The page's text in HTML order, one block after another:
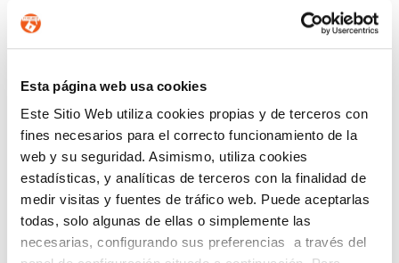
Esta página web usa cookies
Este Sitio Web utiliza cookies propias y de terceros con
fines necesarios para el correcto funcionamiento de la
web y su seguridad. Asimismo, utiliza cookies
estadísticas, y analíticas de terceros con la finalidad de
medir visitas y fuentes de tráfico web. Puede aceptarlas
todas, solo algunas de ellas o simplemente las
necesarias, configurando sus preferencias a través del
SUSCRIPCIÓN GRATUITA A
NEWSLETTER DE FORLOPD
Regístrate para estar al día enProtección de Datos,
Ciberseguridad,Planes de Igualdad,Prevención del
Acoso,Canal de Denuncias,eCommerce,Prevención de
Blanqueo de Capitalesy Registro Retributivo, entre otras
normativas que pueden afectar a tu empresa o entidad.
Email